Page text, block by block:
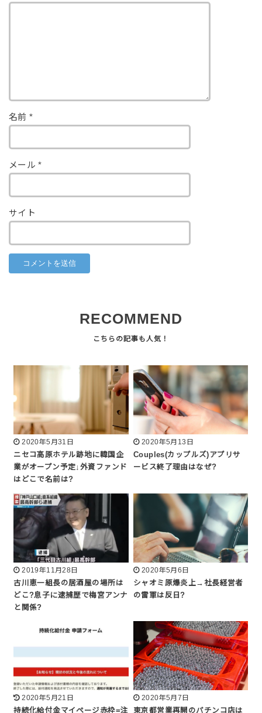
名前 *
メール*
サイト
RECOMMEND
2020年5月31日
ニセコ高原ホテル跡地に韓国企
業がオープン予定↓外資ファンド
はどこで名前は?
2020年5月13日
Couples(カップルズ)アプリサ
ービス終了理由はなぜ?
2019年11月28日
古川恵一組長の居酒屋の場所は
どこ?息子に逮捕歴で梅宮アンナ
と関係?
2020年5月6日
シャオミ原爆炎上→社長経営者
の雷軍は反日?
2020年5月21日
持続化給付金マイページ赤枠=注
2020年5月7日
東京都営業再開のパチンコ店は